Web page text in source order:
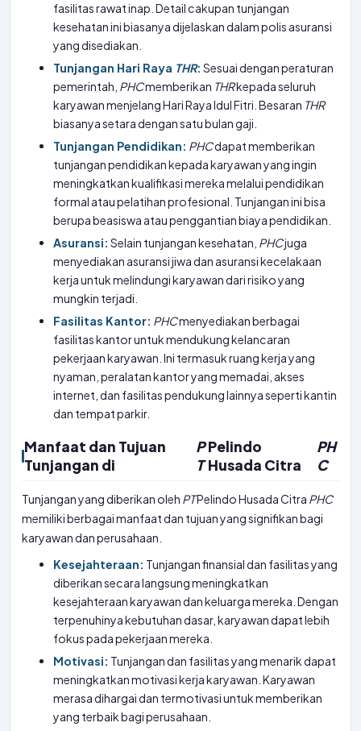
fasilitas rawat inap. Detail cakupan tunjangan
kesehatan ini biasanya dijelaskan dalam polis asuransi
yang disediakan.
Tunjangan Hari Raya THR: Sesuai dengan peraturan
pemerintah, PHCmemberikan THRkepada seluruh
karyawan menjelang Hari Raya Idul Fitri. Besaran THR
biasanya setara dengan satu bulan gaji.
Tunjangan Pendidikan: PHCdapat memberikan
tunjangan pendidikan kepada karyawan yang ingin
meningkatkan kualifikasi mereka melalui pendidikan
formal atau pelatihan profesional. Tunjangan ini bisa
berupa beasiswa atau penggantian biaya pendidikan.
Asuransi: Selain tunjangan kesehatan, PHCjuga
menyediakan asuransi jiwa dan asuransi kecelakaan
kerja untuk melindungi karyawan dari risiko yang
mungkin terjadi.
Fasilitas Kantor: PHCmenyediakan berbagai
fasilitas kantor untuk mendukung kelancaran
pekerjaan karyawan. Ini termasuk ruang kerja yang
nyaman, peralatan kantor yang memadai, akses
internet, dan fasilitas pendukung lainnya seperti kantin
dan tempat parkir.
Manfaat dan Tujuan
Tunjangan di
P
T
Pelindo
Husada Citra
PH
C
Tunjangan yang diberikan oleh PTPelindo Husada Citra PHC
memiliki berbagai manfaat dan tujuan yang signifikan bagi
karyawan dan perusahaan.
Kesejahteraan: Tunjangan finansial dan fasilitas yang
diberikan secara langsung meningkatkan
kesejahteraan karyawan dan keluarga mereka. Dengan
terpenuhinya kebutuhan dasar, karyawan dapat lebih
fokus pada pekerjaan mereka.
Motivasi: Tunjangan dan fasilitas yang menarik dapat
meningkatkan motivasi kerja karyawan. Karyawan
merasa dihargai dan termotivasi untuk memberikan
yang terbaik bagi perusahaan.